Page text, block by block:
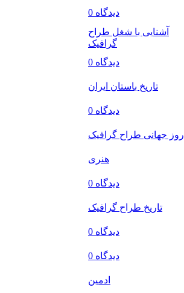
0 دیدگاه
آشنایی با شغل طراح
گرافیک
0 دیدگاه
تاریخ باستان ایران
0 دیدگاه
روز جهانی طراح گرافیک
هنری
0 دیدگاه
تاریخ طراح گرافیک
0 دیدگاه
0 دیدگاه
ادمین